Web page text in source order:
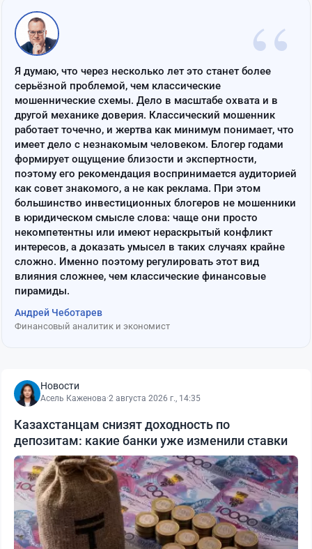
“
Я думаю, что через несколько лет это станет более
серьёзной проблемой, чем классические
мошеннические схемы. Дело в масштабе охвата и в
другой механике доверия. Классический мошенник
работает точечно, и жертва как минимум понимает, что
имеет дело с незнакомым человеком. Блогер годами
формирует ощущение близости и экспертности,
поэтому его рекомендация воспринимается аудиторией
как совет знакомого, а не как реклама. При этом
большинство инвестиционных блогеров не мошенники
в юридическом смысле слова: чаще они просто
некомпетентны или имеют нераскрытый конфликт
интересов, а доказать умысел в таких случаях крайне
сложно. Именно поэтому регулировать этот вид
влияния сложнее, чем классические финансовые
пирамиды.
Андрей Чеботарев
Финансовый аналитик и экономист
Новости
Асель Каженова·2 августа 2026 г., 14:35
Казахстанцам снизят доходность по
депозитам: какие банки уже изменили ставки